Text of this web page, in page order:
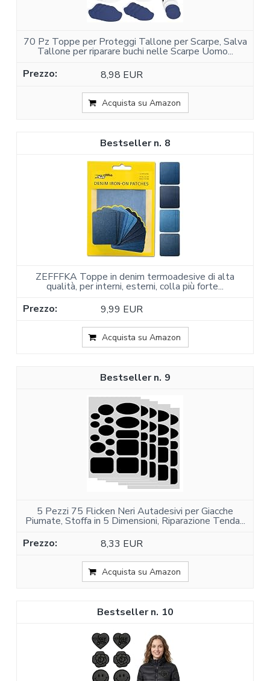
70 Pz Toppe per Proteggi Tallone per Scarpe, Salva
Tallone per riparare buchi nelle Scarpe Uomo...
8,98 EUR
Acquista su Amazon
8
ZEFFFKA Toppe in denim termoadesive di alta
qualità, per interni, esterni, colla più forte...
9,99 EUR
Acquista su Amazon
9
5 Pezzi 75 Flicken Neri Autadesivi per Giacche
Piumate, Stoffa in 5 Dimensioni, Riparazione Tenda...
8,33 EUR
Acquista su Amazon
10